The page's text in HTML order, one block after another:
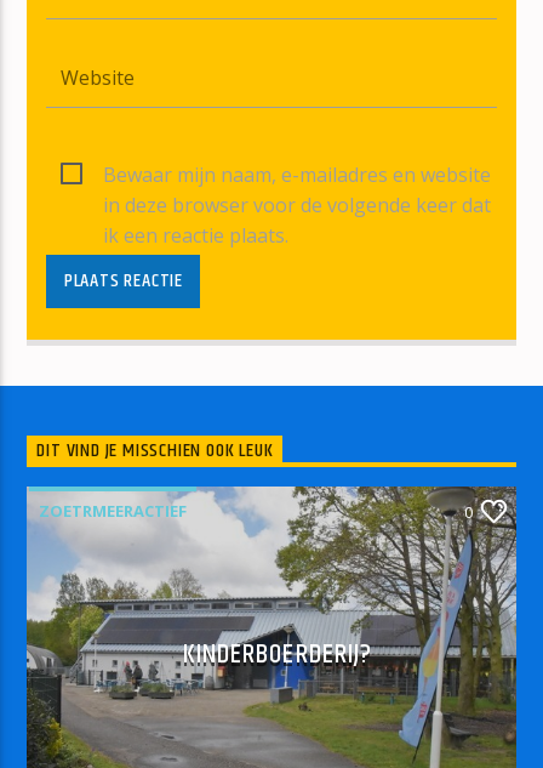
Bewaar mijn naam, e-mailadres en website
in deze browser voor de volgende keer dat
ik een reactie plaats.
DIT VIND JE MISSCHIEN OOK LEUK
ZOETRMEERACTIEF 0
KINDERBOERDERIJ?